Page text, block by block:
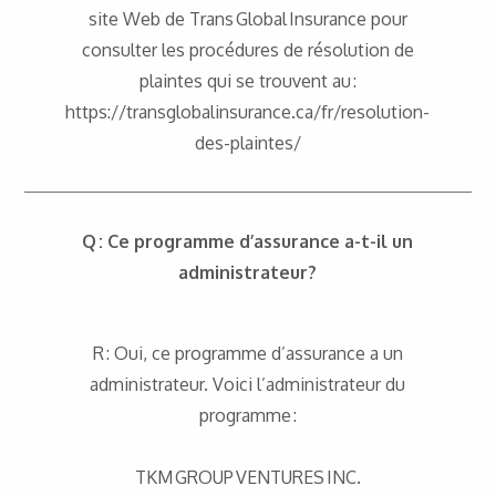
site Web de Trans Global Insurance pour
consulter les procédures de résolution de
plaintes qui se trouvent au :
https://transglobalinsurance.ca/fr/resolution-
des-plaintes/
Q : Ce programme d’assurance a-t-il un
administrateur?
R : Oui, ce programme d’assurance a un
administrateur. Voici l’administrateur du
programme :
TKM GROUP VENTURES INC.